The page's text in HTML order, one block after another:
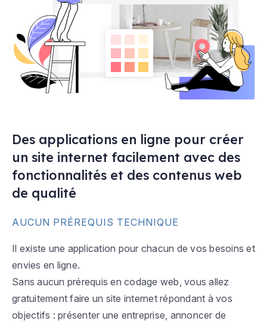
Des applications en ligne pour créer
un site internet facilement avec des
fonctionnalités et des contenus web
de qualité
AUCUN PRÉREQUIS TECHNIQUE
Il existe une application pour chacun de vos besoins et
envies en ligne.
Sans aucun prérequis en codage web, vous allez
gratuitement faire un site internet répondant à vos
objectifs : présenter une entreprise, annoncer de